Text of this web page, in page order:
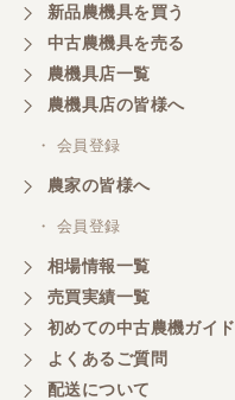
新品農機具を買う
中古農機具を売る
農機具店一覧
農機具店の皆様へ
・ 会員登録
農家の皆様へ
・ 会員登録
相場情報一覧
売買実績一覧
初めての中古農機ガイド
よくあるご質問
配送について